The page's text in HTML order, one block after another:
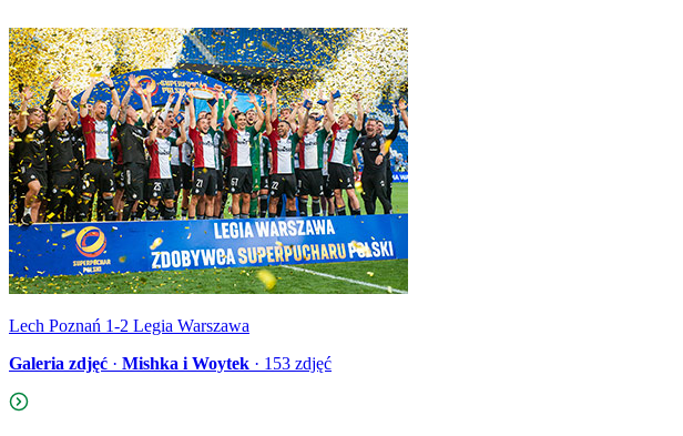
Lech Poznań 1-2 Legia Warszawa
Galeria zdjęć · Mishka i Woytek · 153 zdjęć